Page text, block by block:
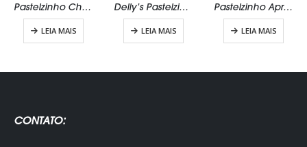
Pastelzinho Churrasco
LEIA MAIS
Delly’s Pastelzinho Apimentado 40g
LEIA MAIS
Pastelzinho Aprimentado
LEIA MAIS
CONTATO: